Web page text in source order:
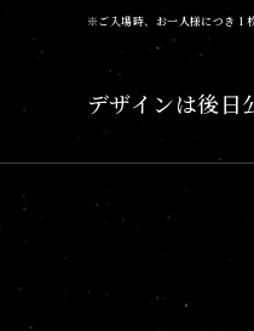
※ご入場時、お一人様につき 1
デザインは後日